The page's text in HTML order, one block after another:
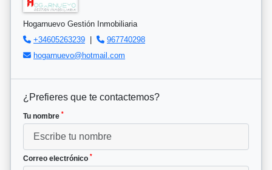
Hogarnuevo Gestión Inmobiliaria
+34605263239 |
967740298
hogarnuevo@hotmail.com
¿Prefieres que te contactemos?
Tu nombre *
Correo electrónico *